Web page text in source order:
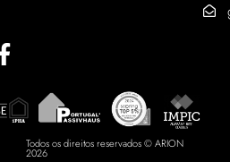
Todos os direitos reservados © ARION
2026